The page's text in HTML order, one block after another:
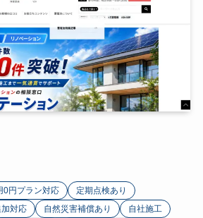
0円プラン対応
定期点検あり
対応
自然災害補償あり
自社施工